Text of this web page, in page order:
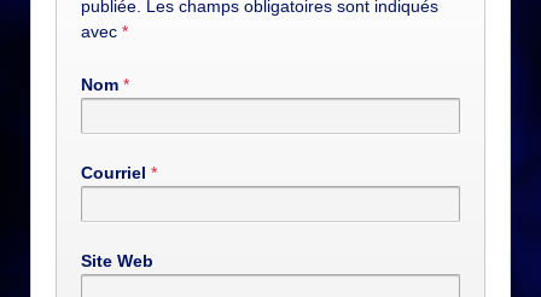
publiée. Les champs obligatoires sont indiqués
avec *
Nom *
Courriel *
Site Web